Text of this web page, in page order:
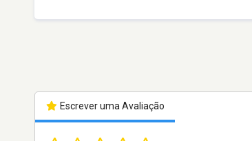
Escrever uma Avaliação